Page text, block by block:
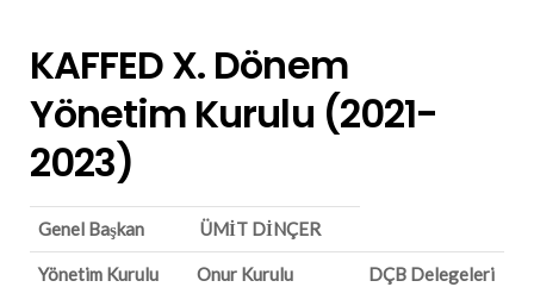
KAFFED X. Dönem
Yönetim Kurulu (2021-
2023)
Genel Başkan ÜMİT DİNÇER
Yönetim Kurulu Onur Kurulu DÇB Delegeleri